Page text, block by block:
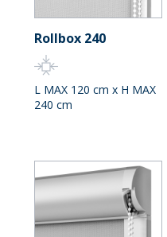
Rollbox 240
L MAX 120 cm x H MAX
240 cm